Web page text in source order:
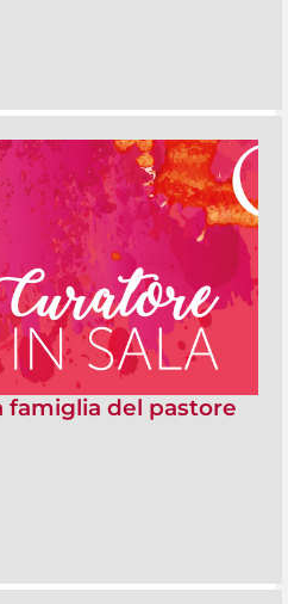
famiglia del pastore